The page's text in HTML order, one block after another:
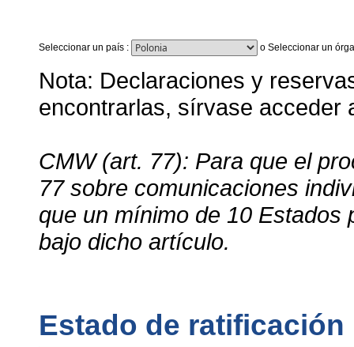
Seleccionar un país : o Seleccionar un
Nota: Declaraciones y
encontrarlas, sírvase acceder
CMW (art. 77): Para que el
77 sobre comunicaciones
que un mínimo de 10
bajo dicho artículo.
Estado de ratificación